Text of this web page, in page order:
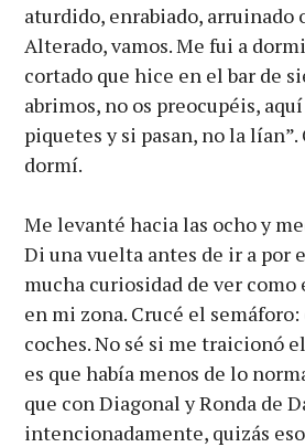
aturdido, enrabiado, arruinado
Alterado, vamos. Me fui a
cortado que hice en el bar de
abrimos, no os preocupéis,
piquetes y si pasan, no la lían”.
dormí.
Me levanté hacia las ocho y
Di una vuelta antes de ir a por
mucha curiosidad de ver como
en mi zona. Crucé el
coches. No sé si me traicionó
es que había menos de lo
que con Diagonal y Ronda de
intencionadamente, quizás